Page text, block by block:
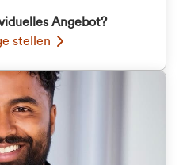
Angebot?
stellen